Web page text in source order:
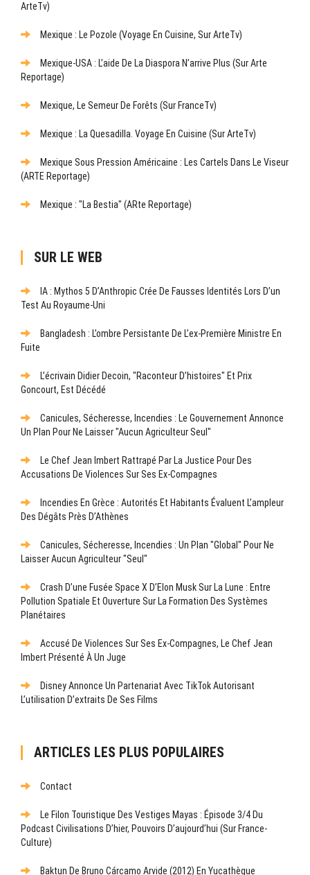
ArteTv)
Mexique : Le Pozole (Voyage En Cuisine, Sur ArteTv)
Mexique-USA : L’aide De La Diaspora N’arrive Plus (sur Arte
Reportage)
Mexique, Le Semeur De Forêts (sur FranceTv)
Mexique : La Quesadilla. Voyage En Cuisine (sur ArteTv)
Mexique Sous Pression Américaine : Les Cartels Dans Le Viseur
(ARTE Reportage)
Mexique : "La Bestia" (ARte Reportage)
SUR LE WEB
IA : Mythos 5 D’Anthropic Crée De Fausses Identités Lors D’un
Test Au Royaume-Uni
Bangladesh : L’ombre Persistante De L’ex-Première Ministre En
Fuite
L’écrivain Didier Decoin, "raconteur D’histoires" Et Prix
Goncourt, Est Décédé
Canicules, Sécheresse, Incendies : Le Gouvernement Annonce
Un Plan Pour Ne Laisser "aucun Agriculteur Seul"
Le Chef Jean Imbert Rattrapé Par La Justice Pour Des
Accusations De Violences Sur Ses Ex-Compagnes
Incendies En Grèce : Autorités Et Habitants Évaluent L’ampleur
Des Dégâts Près D’Athènes
Canicules, Sécheresse, Incendies : Un Plan "global" Pour Ne
Laisser Aucun Agriculteur "seul"
Crash D’une Fusée Space X D’Elon Musk Sur La Lune : Entre
Pollution Spatiale Et Ouverture Sur La Formation Des Systèmes
Planétaires
Accusé De Violences Sur Ses Ex-Compagnes, Le Chef Jean
Imbert Présenté À Un Juge
Disney Annonce Un Partenariat Avec TikTok Autorisant
L’utilisation D’extraits De Ses Films
ARTICLES LES PLUS POPULAIRES
Contact
Le Filon Touristique Des Vestiges Mayas : Épisode 3/4 Du
Podcast Civilisations D’hier, Pouvoirs D’aujourd’hui (sur France-
Culture)
Baktun De Bruno Cárcamo Arvide (2012) En Yucathèque